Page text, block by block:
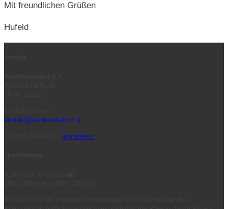
Mit freundlichen Grüßen
Hufeld
kontakt@werteinitiative.de
abonnieren